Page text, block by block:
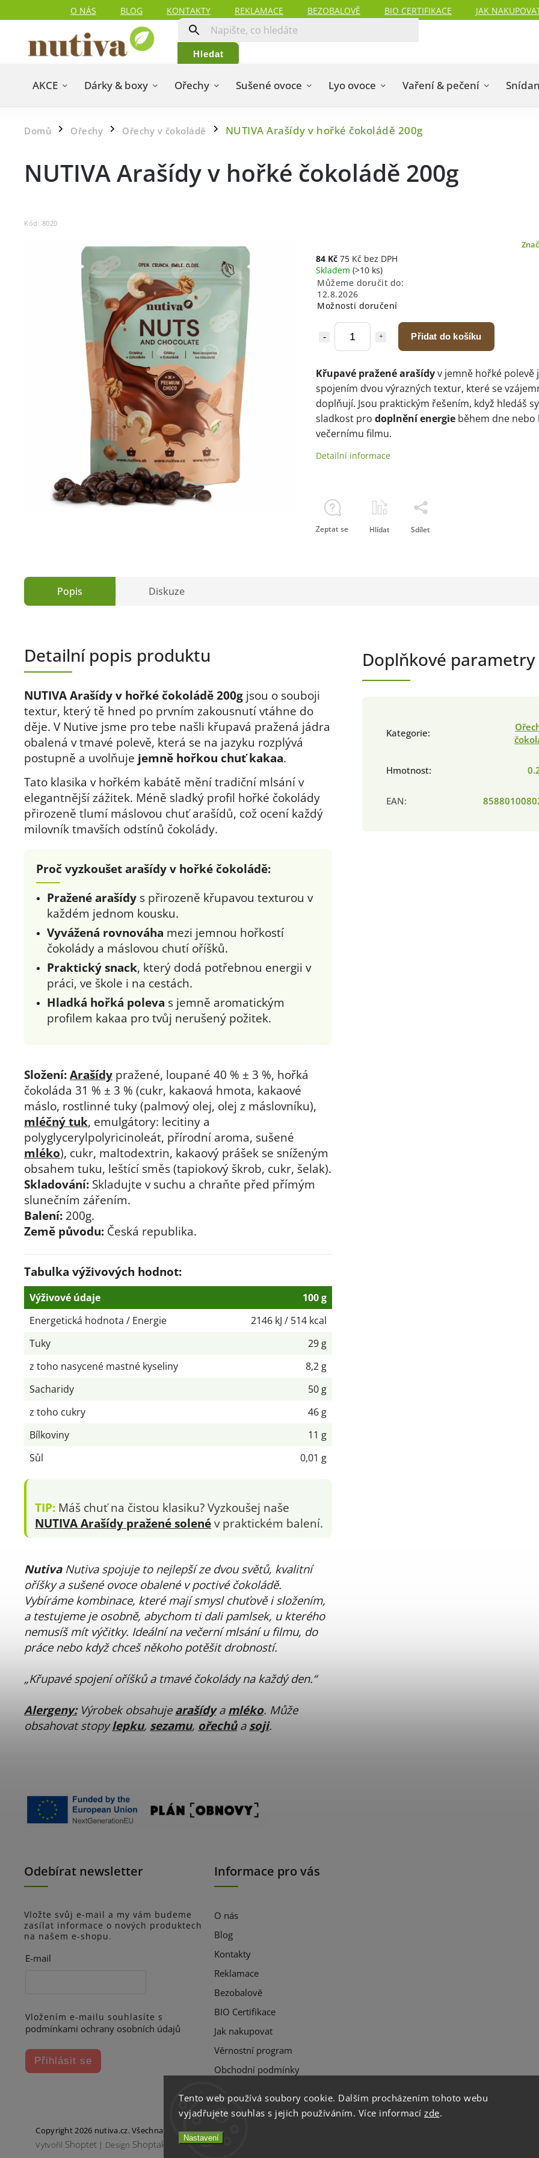
Tento web používá soubory cookie. Dalším procházením tohoto webu
vyjadřujete souhlas s jejich používáním. Více informací zde.
Nastavení
O NÁS BLOG KONTAKTY REKLAMACE BEZOBALOVĚ BIO CERTIFIKACE JAK
Hledat
AKCE Dárky & boxy Ořechy Sušené ovoce Lyo ovoce Vaření & pečení
Domů / Ořechy / Ořechy v čokoládě / NUTIVA Arašídy v hořké čokoládě 200g
NUTIVA Arašídy v hořké čokoládě 200g
Kód: 8020
84 Kč 75 Kč bez DPH
Skladem (>10 ks)
Můžeme doručit do:
12.8.2026
Možnosti doručení
Přidat do košíku
Křupavé pražené arašídyv jemně hořké polevě
spojením dvou výrazných textur, které se
doplňují. Jsou praktickým řešením, když hledáš
sladkost pro doplnění energie během dne nebo
večernímu filmu.
Detailní informace
Zeptat se Hlídat Sdílet
Popis Diskuze
Detailní popis produktu
NUTIVA Arašídy v hořké čokoládě 200g jsou o souboji
textur, který tě hned po prvním zakousnutí vtáhne do
děje. V Nutive jsme pro tebe našli křupavá pražená jádra
obalená v tmavé polevě, která se na jazyku rozplývá
postupně a uvolňuje jemně hořkou chuť kakaa.
Tato klasika v hořkém kabátě mění tradiční mlsání v
elegantnější zážitek. Méně sladký profil hořké čokolády
přirozeně tlumí máslovou chuť arašídů, což ocení každý
milovník tmavších odstínů čokolády.
Proč vyzkoušet arašídy v hořké čokoládě:
Pražené arašídy s přirozeně křupavou texturou v
každém jednom kousku.
Vyvážená rovnováha mezi jemnou hořkostí
čokolády a máslovou chutí oříšků.
Praktický snack, který dodá potřebnou energii v
práci, ve škole i na cestách.
Hladká hořká poleva s jemně aromatickým
profilem kakaa pro tvůj nerušený požitek.
Složení: Arašídy pražené, loupané 40 % ± 3 %, hořká
čokoláda 31 % ± 3 % (cukr, kakaová hmota, kakaové
máslo, rostlinné tuky (palmový olej, olej z máslovníku),
mléčný tuk, emulgátory: lecitiny a
polyglycerylpolyricinoleát, přírodní aroma, sušené
mléko), cukr, maltodextrin, kakaový prášek se sníženým
obsahem tuku, leštící směs (tapiokový škrob, cukr, šelak).
Skladování: Skladujte v suchu a chraňte před přímým
slunečním zářením.
Balení: 200g.
Země původu: Česká republika.
Tabulka výživových hodnot:
Výživové údaje
100 g
Energetická hodnota / Energie
2146 kJ / 514 kcal
Tuky
29 g
z toho nasycené mastné kyseliny
8,2 g
Sacharidy
50 g
z toho cukry
46 g
Bílkoviny
11 g
Sůl
0,01 g
TIP: Máš chuť na čistou klasiku? Vyzkoušej naše
NUTIVA Arašídy pražené solené v praktickém balení.
NutivaNutiva spojuje to nejlepší ze dvou světů, kvalitní
oříšky a sušené ovoce obalené v poctivé čokoládě.
Vybíráme kombinace, které mají smysl chuťově i složením,
a testujeme je osobně, abychom ti dali pamlsek, u kterého
nemusíš mít výčitky. Ideální na večerní mlsání u filmu, do
práce nebo když chceš někoho potěšit drobností.
„Křupavé spojení oříšků a tmavé čokolády na každý den.“
Alergeny:Výrobek obsahuje arašídya mléko. Může
obsahovat stopylepku, sezamu, ořechůa soji.
Doplňkové parametry
Kategorie:
Hmotnost:
EAN:
Odebírat newsletter
Vložte svůj e-mail a my vám budeme
zasílat informace o nových produktech
na našem e-shopu.
E-mail
Vložením e-mailu souhlasíte s
podmínkami ochrany osobních údajů
Přihlásit se
Informace pro vás
O nás
Blog
Kontakty
Reklamace
Bezobalově
BIO Certifikace
Jak nakupovat
Věrnostní program
Obchodní podmínky
Copyright 2026 nutiva.cz. Všechna práva vyhrazena.
Vytvořil Shoptet | Design Shoptak.cz